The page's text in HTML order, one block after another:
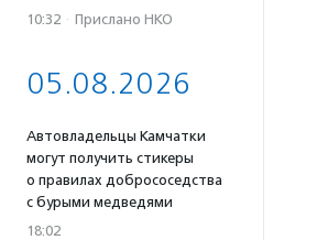
10:32 · Прислано НКО
05.08.2026
Автовладельцы Камчатки
могут получить стикеры
о правилах добрососедства
с бурыми медведями
18:02